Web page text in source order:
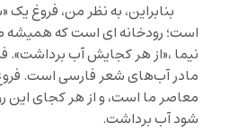
بنابراین، به نظر من، فروغ یک
است؛ رودخانه ای است که همیشه
نیما ،«از هر کجایش آب برداشت».
مادر آب‌های شعر فارسی است.
معاصر ما است، و از هر کجای این
شود آب برداشت.